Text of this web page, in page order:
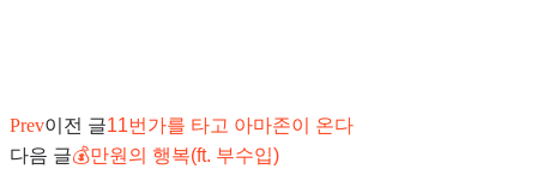
Prev이전 글11번가를 타고 아마존이 온다
다음 글💰만원의 행복(ft. 부수입)